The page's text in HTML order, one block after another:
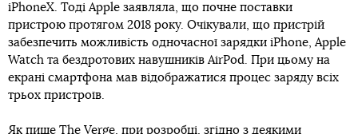
iPhoneX. Тоді Apple заявляла, що почне поставки
пристрою протягом 2018 року. Очікували, що пристрій
забезпечить можливість одночасної зарядки iPhone, Apple
Watch та бездротових навушників AirPod. При цьому на
екрані смартфона мав відображатися процес заряду всіх
трьох пристроїв.
Як пише The Verge, при розробці, згідно з деякими